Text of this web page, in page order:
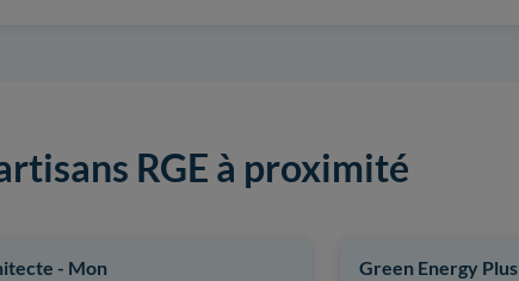
RGE à proximité
- Mon
Green Energy Plus